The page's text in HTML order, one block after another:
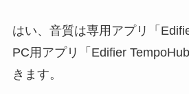
はい、音質は専用アプリ「
PC用アプリ「Edifier
きます。